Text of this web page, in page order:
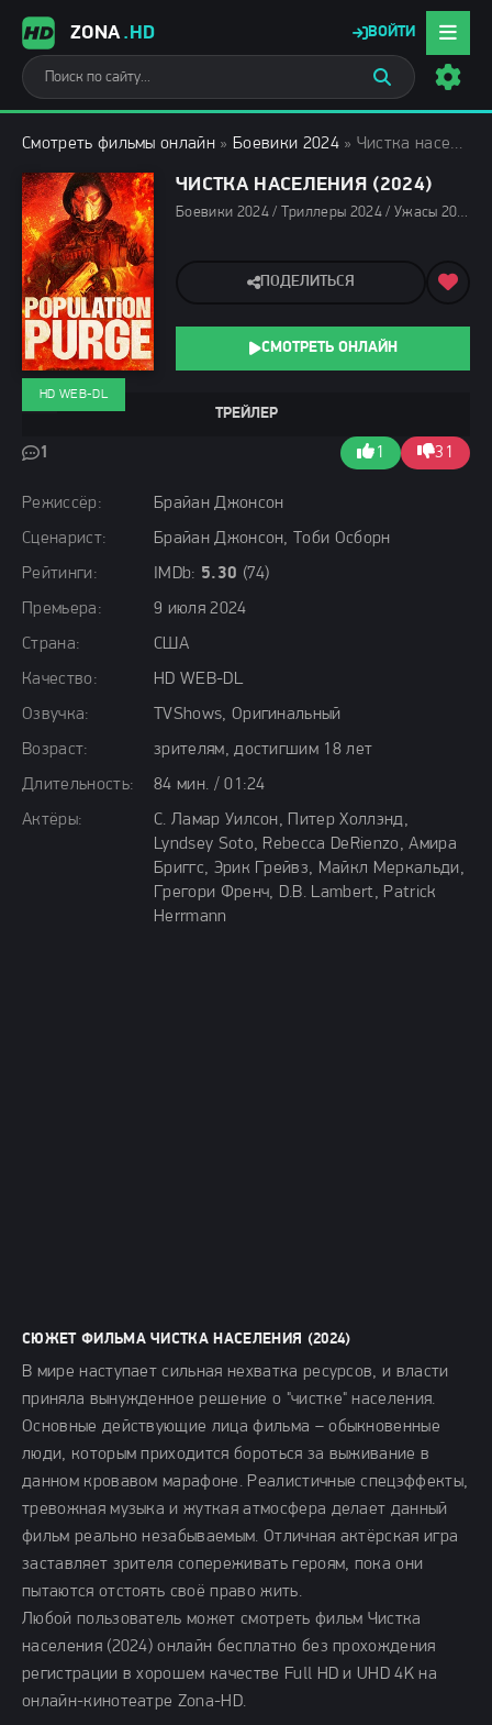
ZONA.HD ВОЙТИ
Смотреть фильмы онлайн » Боевики 2024» Чистка населения (2024)
ЧИСТКА НАСЕЛЕНИЯ (2024)
Боевики 2024 / Триллеры 2024 / Ужасы 2024 / Зарубежные фильмы 2024 / Новинки кино 2024 / Последние фильмы 2024 / Фильмы лета 2024 / Фильмы 2024 / Смотреть фильмы онлайн
Режиссёр:
Брайан Джонсон
Сценарист:
Брайан Джонсон, Тоби Осборн
Рейтинги:
IMDb: 5.30 (74)
Премьера:
9 июля 2024
Страна:
США
Качество:
HD WEB-DL
Озвучка:
TVShows, Оригинальный
Возраст:
зрителям, достигшим 18 лет
Длительность:
84 мин. / 01:24
Актёры:
С. Ламар Уилсон, Питер Холлэнд,
Lyndsey Soto, Rebecca DeRienzo, Амира
Бриггс, Эрик Грейвз, Майкл Меркальди,
Грегори Френч, D.B. Lambert, Patrick
Herrmann
ТРЕЙЛЕР
1 1 31
HD WEB-DL
ПОДЕЛИТЬСЯ
СМОТРЕТЬ ОНЛАЙН
СЮЖЕТ ФИЛЬМА ЧИСТКА НАСЕЛЕНИЯ (2024)
В мире наступает сильная нехватка ресурсов, и власти
приняла вынужденное решение о "чистке" населения.
Основные действующие лица фильма – обыкновенные
люди, которым приходится бороться за выживание в
данном кровавом марафоне. Реалистичные спецэффекты,
тревожная музыка и жуткая атмосфера делает данный
фильм реально незабываемым. Отличная актёрская игра
заставляет зрителя сопереживать героям, пока они
пытаются отстоять своё право жить.
Любой пользователь может смотреть фильм Чистка
населения (2024) онлайн бесплатно без прохождения
регистрации в хорошем качестве Full HD и UHD 4K на
онлайн-кинотеатре Zona-HD.